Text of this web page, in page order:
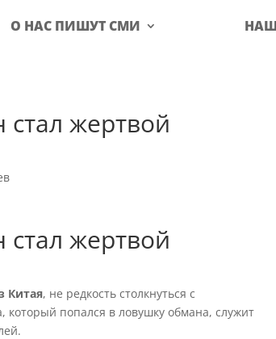
О НАС ПИШУТ СМИ
жертвой
жертвой
Китая, не редкость столкнуться с
попался в ловушку обмана, служит